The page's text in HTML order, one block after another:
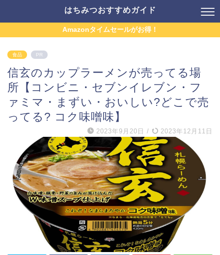
はちみつおすすめガイド
Amazonタイムセールがお得！
食品 PR
信玄のカップラーメンが売ってる場
所【コンビニ・セブンイレブン・フ
ァミマ・まずい・おいしい?どこで売
ってる? コク味噌味】
2023年9月20日 / 2023年12月11日